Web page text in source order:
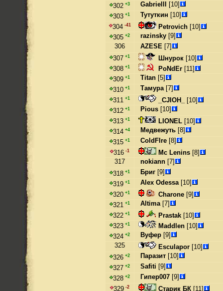
302 +3 Gabrielll
[10]
303 +1 Тутуткин [10]
304 -41 Petrovich [10]
305 +2 razinsky [9]
306
AZESE [7]
307 +1 Шнурок [10]
308 +1 PoNdEr [11]
309 +1 Titan [5]
310 +1 Тамура[7]
311 +1 _CJIOH_
[10]
312 +1 Pious [10]
313 +1 LIONEL [10]
314 +4 Медвежуть [8]
315 +1 ColdFIre [8]
316 -1 Mc Lenins [8]
317
nokiann [7]
318 +1 Бриг [9]
319 +1 Alex Odessa[10]
320 +1 Charone [9]
321 +1 Altima[7]
322 +1 Prastak [10]
323 +1 Maddlen [10]
324 +2 Вуфер [9]
325
Esculapor [10]
326 +2 Паразит [10]
327 +2 Safiti [9]
328 +2 Гипер007 [9]
329 -2 Старик БК [11]